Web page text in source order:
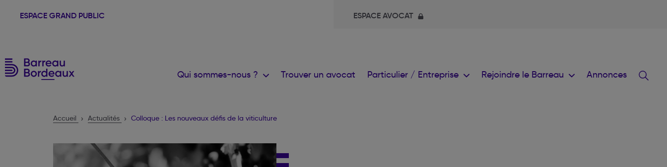
ESPACE GRAND PUBLIC ESPACE AVOCAT
Qui sommes-nous ? Trouver un avocat Particulier / Entreprise Rejoindre le Barreau Annonces
Accueil Actualités Colloque : Les nouveaux défis de la viticulture